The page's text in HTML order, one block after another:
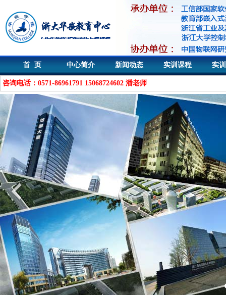
首 页 中心简介 新闻动态 实训课程 实
咨询电话：0571-86961791 15068724602 潘老师